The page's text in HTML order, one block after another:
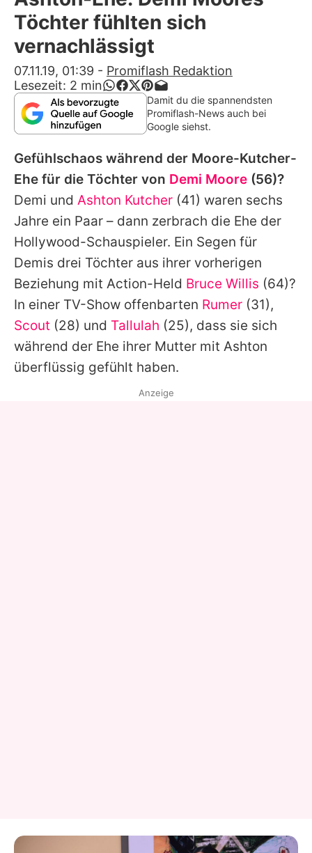
Alle Themen auf Promiflash
Jobs
App runterladen
Team
Redaktionelle Richtlinien
Impressum
Datenschutzerklärung
Nutzungsbedingungen
Utiq verwalten
Töchter fühlten sich
vernachlässigt
07.11.19, 01:39 - Promiflash Redaktion
Lesezeit: 2 min
Damit du die spannendsten
Promiflash-News auch bei
Google siehst.
Gefühlschaos während der Moore-Kutcher-
Ehe für die Töchter von Demi Moore (56)?
Demi und Ashton Kutcher (41) waren sechs
Jahre ein Paar – dann zerbrach die Ehe der
Hollywood-Schauspieler. Ein Segen für
Demis drei Töchter aus ihrer vorherigen
Beziehung mit Action-Held Bruce Willis (64)?
In einer TV-Show offenbarten Rumer (31),
Scout (28) und Tallulah (25), dass sie sich
während der Ehe ihrer Mutter mit Ashton
überflüssig gefühlt haben.
Anzeige